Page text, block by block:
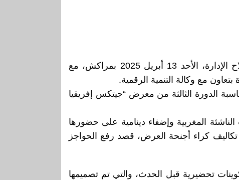
التقت أمل الفلاح السغروشني الوزيرة المنتدبة لدى رئيس الحكومة المكلفة بالانتقال الرقمي وإصلاح الإدارة، الأحد 13 أبريل 2025 بمراكش، مع
من قبل الوزارة، بمناسبة الدورة الثالثة من معرض “جيتكس إفريقيا
تعزيز البعد الدولي للمقاولات الناشئة المغربية وإضفاء دينامية على حضورها
أن المقاولات المنتقاة تستفيد من تكفل نسبته 95 في المئة من تكاليف كراء أجنحة العرض، قصد رفع الحواجز
متر مربع، بالإضافة إلى الولوج لتكوينات تحضيرية قبل الحدث، والتي تم تصميمها